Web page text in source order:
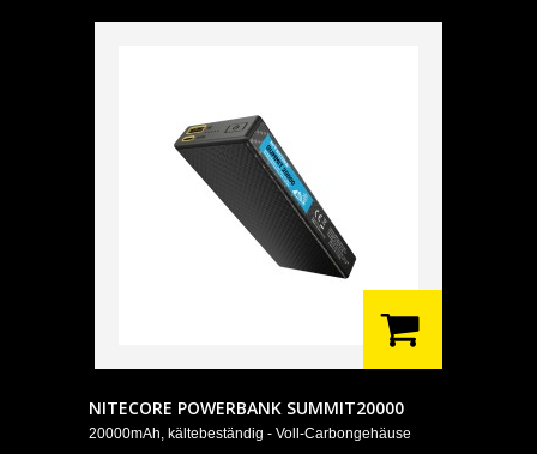
NITECORE POWERBANK SUMMIT20000
20000mAh, kältebeständig - Voll-Carbongehäuse